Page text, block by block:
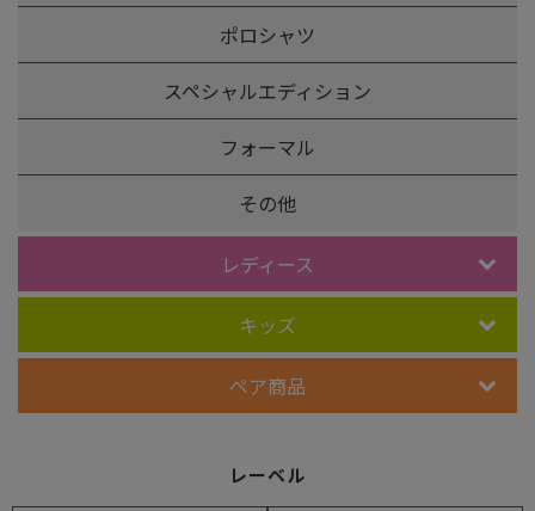
ポロシャツ
スペシャルエディション
フォーマル
その他
レディース
キッズ
ペア商品
レーベル